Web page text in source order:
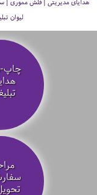
هدایای مدیریتی | فلش مموری
لیوان